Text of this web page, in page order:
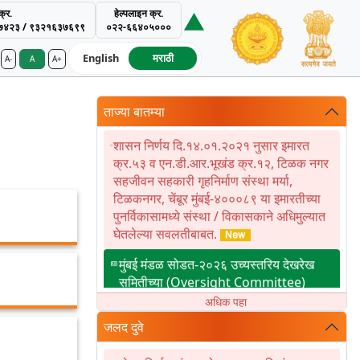
/ ९३२१६३७६९९
हेल्पलाइन क्र.
०२२-६६४०५०००
A- A A+ English मराठी
Authority
ताज्या बातम्या
शासन निर्णय दि.१४.०१.२०२१ नुसार इमारत
क्र.५३ व एन.डी.आर.भूखंड क्र.१२, टिळक नगर
सहजीवन सहकारी गृहनिर्माण संस्था मर्या,
टिळकनगर, चेंबूर मुंबई-४०००८९ या इमारतीच्या
पुनर्विकासामध्ये संस्था / विकासकाने अधिमुल्यात
घेतलेल्या सवलतीबाबत.
मुंबई मंडळ सोडत-२०२६ उच्यस्तरिय देखरेख
समितीच्या (Oversight Committee)
बैठकीबाबत.
एमबीआरआर २०२६ – जुनी चिखलवाडी रॅट
(RAT) निकाल
अधिक पहा
जलद दुवे